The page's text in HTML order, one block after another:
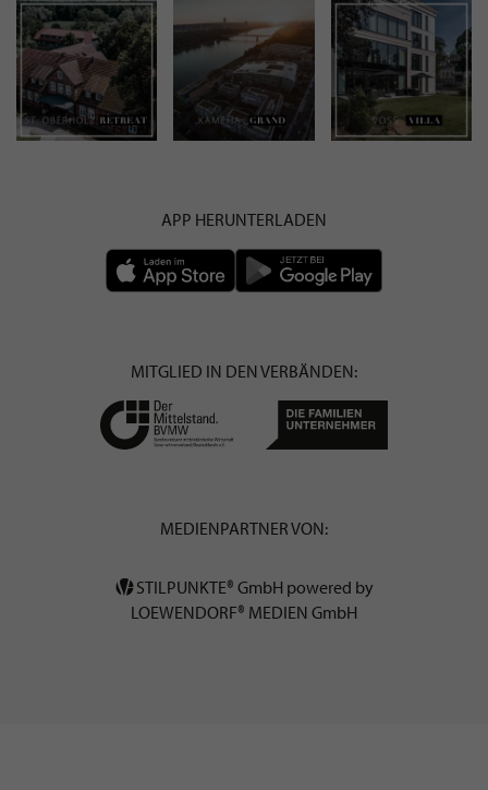
APP HERUNTERLADEN
MITGLIED IN DEN VERBÄNDEN:
MEDIENPARTNER VON:
STILPUNKTE® GmbH powered by
LOEWENDORF® MEDIEN GmbH